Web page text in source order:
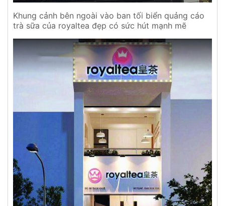
Khung cảnh bên ngoài vào ban tối biển quảng cáo
trà sữa của royaltea đẹp có sức hút mạnh mẽ